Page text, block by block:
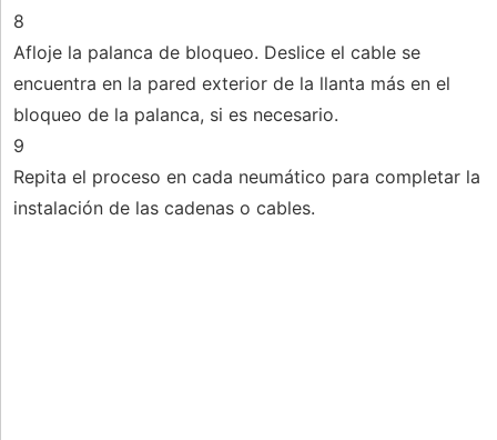
8
Afloje la palanca de bloqueo. Deslice el cable se
encuentra en la pared exterior de la llanta más en el
bloqueo de la palanca, si es necesario.
9
Repita el proceso en cada neumático para completar la
instalación de las cadenas o cables.